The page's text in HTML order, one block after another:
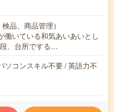
品、商品管理）
働いている和気あいあいとし
、台所でする…
ソコンスキル不要 / 英語力不